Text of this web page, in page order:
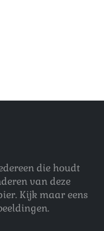
die houdt
van deze
Kijk maar eens